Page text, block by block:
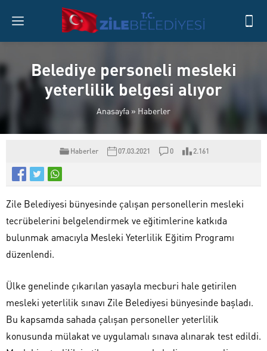
Belediye personeli mesleki
yeterlilik belgesi alıyor
Anasayfa » Haberler
Haberler 07.03.2021 0 2.161
Zile Belediyesi bünyesinde çalışan personellerin mesleki
tecrübelerini belgelendirmek ve eğitimlerine katkıda
bulunmak amacıyla Mesleki Yeterlilik Eğitim Programı
düzenlendi.
Ülke genelinde çıkarılan yasayla mecburi hale getirilen
mesleki yeterlilik sınavı Zile Belediyesi bünyesinde başladı.
Bu kapsamda sahada çalışan personeller yeterlilik
konusunda mülakat ve uygulamalı sınava alınarak test edildi.